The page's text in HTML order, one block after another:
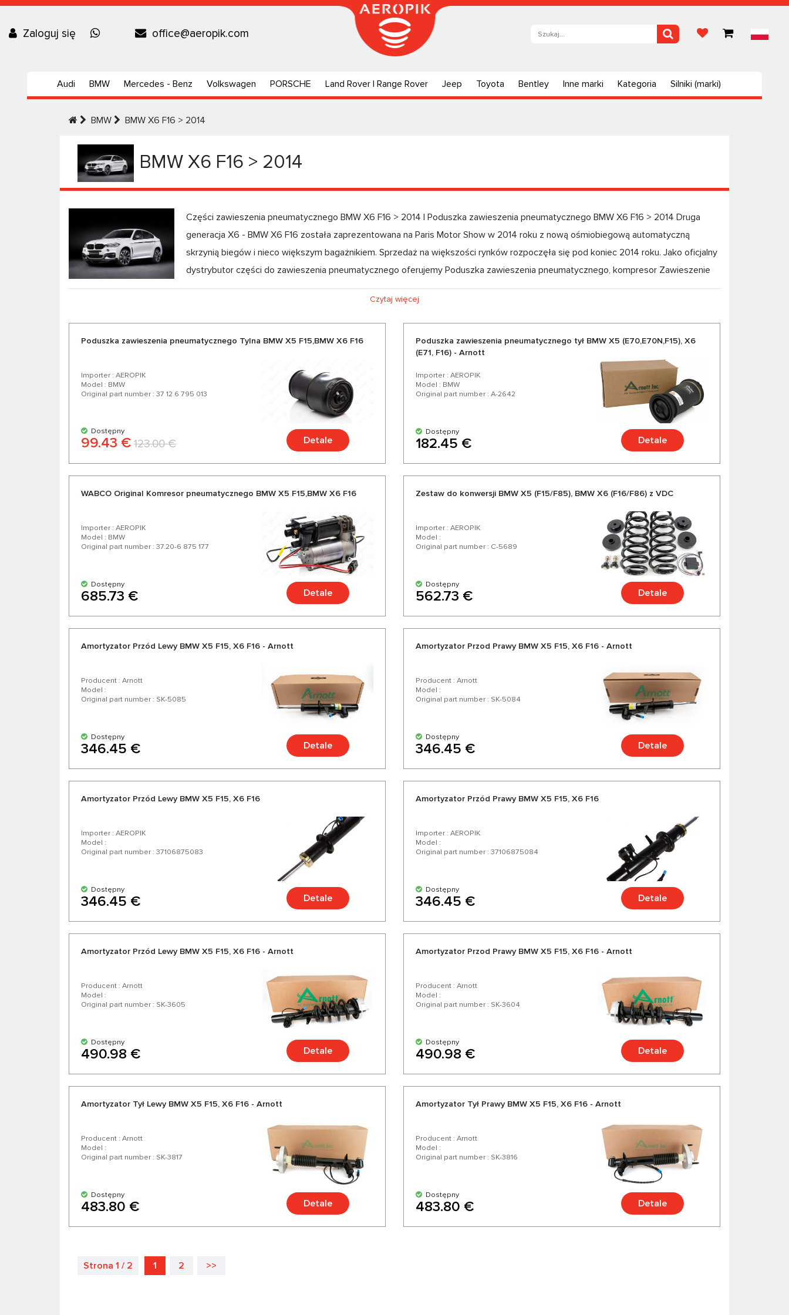
Zaloguj się office@aeropik.com
Audi BMW Mercedes - Benz Volkswagen PORSCHE Land Rover | Range Rover Jeep Toyota Bentley Inne marki Kategoria Silniki (marki)
BMW BMW X6 F16 > 2014
BMW X6 F16 > 2014
Części zawieszenia pneumatycznego BMW X6 F16 > 2014 | Poduszka zawieszenia pneumatycznego BMW X6 F16 > 2014 Druga
generacja X6 - BMW X6 F16 została zaprezentowana na Paris Motor Show w 2014 roku z nową ośmiobiegową automatyczną
skrzynią biegów i nieco większym bagażnikiem. Sprzedaż na większości rynków rozpoczęła się pod koniec 2014 roku. Jako oficjalny
dystrybutor części do zawieszenia pneumatycznego oferujemy Poduszka zawieszenia pneumatycznego, kompresor Zawieszenie
pneumatyczne, amortyzatory do BMW X6 F16 > 2014 w konkurencyjnych cenach oraz z możliwością ekspresowej dostawy. Wybierając nas, wybierasz wysokiej
jakości części do swojego BMW X6 F16 > 2014 od zaufanych niemieckich i amerykańskich producentów. Ciesz się doskonałym stosunkiem jakości do ceny,
szeroką gamą i różnorodnością ponad 200 produktów do Twojego samochodu.
Czytaj więcej
Poduszka zawieszenia pneumatycznego Tylna BMW X5 F15,BMW X6 F16
Importer : AEROPIK
Model : BMW
Original part number : 37 12 6 795 013
Dostępny
99.43 € 123.00 € Detale
Poduszka zawieszenia pneumatycznego tył BMW X5 (E70,E70N,F15), X6
(E71, F16) - Arnott
Importer : AEROPIK
Model : BMW
Original part number : A-2642
Dostępny
182.45 € Detale
WABCO Original Komresor pneumatycznego BMW X5 F15,BMW X6 F16
Importer : AEROPIK
Model : BMW
Original part number : 37.20-6 875 177
Dostępny
685.73 € Detale
Zestaw do konwersji BMW X5 (F15/F85), BMW X6 (F16/F86) z VDC
Importer : AEROPIK
Model :
Original part number : C-5689
Dostępny
562.73 € Detale
Amortyzator Przód Lewy BMW X5 F15, X6 F16 - Arnott
Producent : Arnott
Model :
Original part number : SK-5085
Dostępny
346.45 € Detale
Amortyzator Przod Prawy BMW X5 F15, X6 F16 - Arnott
Producent : Arnott
Model :
Original part number : SK-5084
Dostępny
346.45 € Detale
Amortyzator Przód Lewy BMW X5 F15, X6 F16
Importer : AEROPIK
Model :
Original part number : 37106875083
Dostępny
346.45 € Detale
Amortyzator Przód Prawy BMW X5 F15, X6 F16
Importer : AEROPIK
Model :
Original part number : 37106875084
Dostępny
346.45 € Detale
Amortyzator Przód Lewy BMW X5 F15, X6 F16 - Arnott
Producent : Arnott
Model :
Original part number : SK-3605
Dostępny
490.98 € Detale
Amortyzator Przod Prawy BMW X5 F15, X6 F16 - Arnott
Producent : Arnott
Model :
Original part number : SK-3604
Dostępny
490.98 € Detale
Amortyzator Tył Lewy BMW X5 F15, X6 F16 - Arnott
Producent : Arnott
Model :
Original part number : SK-3817
Dostępny
483.80 € Detale
Amortyzator Tył Prawy BMW X5 F15, X6 F16 - Arnott
Producent : Arnott
Model :
Original part number : SK-3816
Dostępny
483.80 € Detale
Strona 1 / 2 1 2 >>